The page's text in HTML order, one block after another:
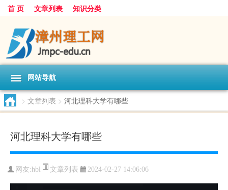
首 页 文章列表 知识分类
网站导航
> 文章列表 > 河北理科大学有哪些
河北理科大学有哪些
网友:hbl 文章列表 2024-02-27 14:06:06